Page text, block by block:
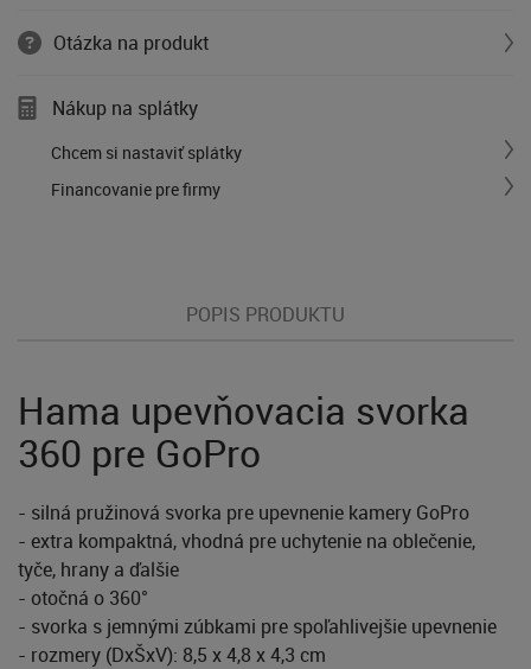
Otázka na produkt
Nákup na splátky
Chcem si nastaviť splátky
Financovanie pre firmy
POPIS PRODUKTU
Hama upevňovacia svorka
360 pre GoPro
- silná pružinová svorka pre upevnenie kamery GoPro
- extra kompaktná, vhodná pre uchytenie na oblečenie,
tyče, hrany a ďalšie
- otočná o 360°
- svorka s jemnými zúbkami pre spoľahlivejšie upevnenie
- rozmery (DxŠxV): 8,5 x 4,8 x 4,3 cm